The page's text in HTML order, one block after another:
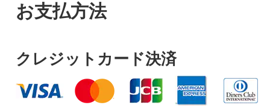
お支払方法
クレジットカード決済